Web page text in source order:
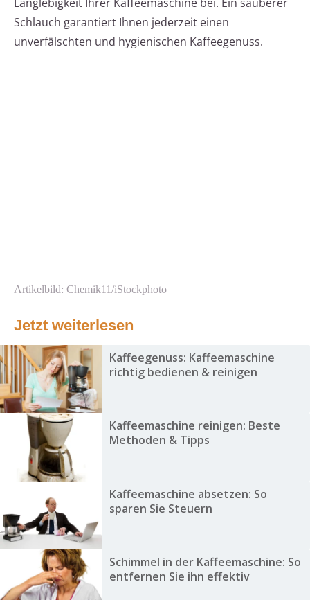
Schlauch garantiert Ihnen jederzeit einen
unverfälschten und hygienischen Kaffeegenuss.
Artikelbild: Chemik11/iStockphoto
Jetzt weiterlesen
Kaffeegenuss: Kaffeemaschine
richtig bedienen & reinigen
Kaffeemaschine reinigen: Beste
Methoden & Tipps
Kaffeemaschine absetzen: So
sparen Sie Steuern
Schimmel in der Kaffeemaschine: So
entfernen Sie ihn effektiv